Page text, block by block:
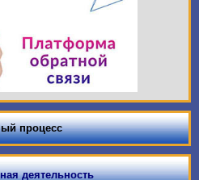
процесс
деятельность